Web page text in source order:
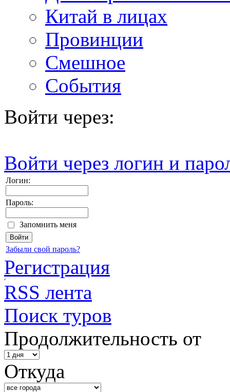
Китай в лицах
Провинции
Смешное
События
Войти через:
Войти через логин и
Логин:
Пароль:
Запомнить меня
Забыли свой пароль?
Регистрация
RSS лента
Поиск туров
Продолжительность от
Откуда